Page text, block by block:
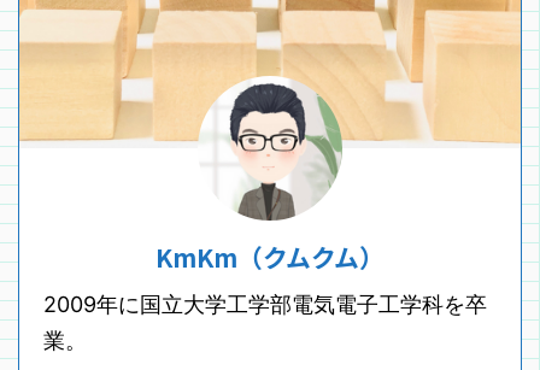
KmKm（クムクム）
2009年に国立大学工学部電気電子工学科を卒
業。